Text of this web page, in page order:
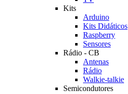
Kits
Arduino
Kits Didáticos
Raspberry
Sensores
Rádio - CB
Antenas
Rádio
Walkie-talkie
Semicondutores